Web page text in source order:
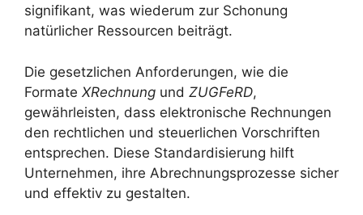
signifikant, was wiederum zur Schonung
natürlicher Ressourcen beiträgt.
Die gesetzlichen Anforderungen, wie die
Formate XRechnung und ZUGFeRD,
gewährleisten, dass elektronische Rechnungen
den rechtlichen und steuerlichen Vorschriften
entsprechen. Diese Standardisierung hilft
Unternehmen, ihre Abrechnungsprozesse sicher
und effektiv zu gestalten.